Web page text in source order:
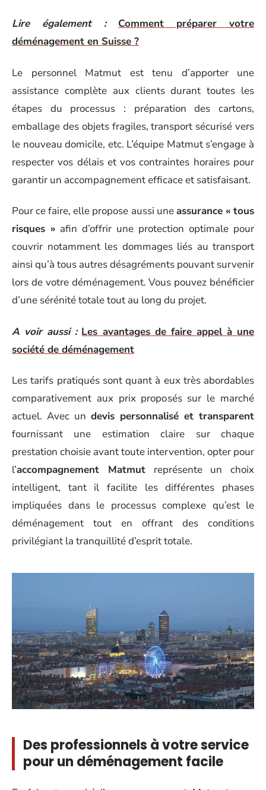
Lire également :
Comment préparer votre
déménagement en Suisse ?
Le personnel Matmut est tenu d’apporter une
assistance complète aux clients durant toutes les
étapes du processus : préparation des cartons,
emballage des objets fragiles, transport sécurisé vers
le nouveau domicile, etc. L’équipe Matmut s’engage à
respecter vos délais et vos contraintes horaires pour
garantir un accompagnement efficace et satisfaisant.
Pour ce faire, elle propose aussi uneassurance « tous
risques » afin d’offrir une protection optimale pour
couvrir notamment les dommages liés au transport
ainsi qu’à tous autres désagréments pouvant survenir
lors de votre déménagement. Vous pouvez bénéficier
d’une sérénité totale tout au long du projet.
A voir aussi : Les avantages de faire appel à une
société de déménagement
Les tarifs pratiqués sont quant à eux très abordables
comparativement aux prix proposés sur le marché
actuel. Avec un devis personnalisé et transparent
fournissant une estimation claire sur chaque
prestation choisie avant toute intervention, opter pour
l’accompagnement Matmutreprésente un choix
intelligent, tant il facilite les différentes phases
impliquées dans le processus complexe qu’est le
déménagement tout en offrant des conditions
privilégiant la tranquillité d’esprit totale.
Des professionnels à votre service
pour un déménagement facile